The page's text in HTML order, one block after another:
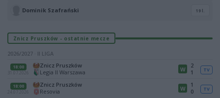
Dominik Szafrański 19 l.
Znicz Pruszków - ostatnie mecze
2026/2027 · II LIGA
18:00
31.07.2026
Znicz Pruszków
Legia II Warszawa
W
2
1
TV
18:00
24.07.2026
Znicz Pruszków
Resovia
W
1
0
TV